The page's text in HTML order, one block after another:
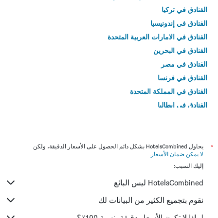
الفنادق في تركيا
الفنادق في إندونيسيا
الفنادق في الامارات العربية المتحدة
الفنادق في البحرين
الفنادق في مصر
الفنادق في فرنسا
الفنادق في المملكة المتحدة
الفنادق في إيطاليا
*
يحاول HotelsCombined بشكل دائم الحصول على الأسعار الدقيقة، ولكن
لا يمكن ضمان الأسعار .
إليك السبب:
HotelsCombined ليس البائع
نقوم بتجميع الكثير من البيانات لك